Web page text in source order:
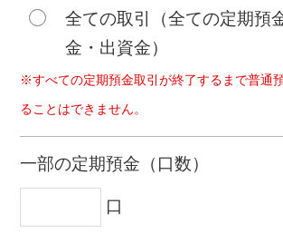
全ての取引（全ての定期預
金・出資金）
※すべての定期預金取引が終了するまで普通
ることはできません。
一部の定期預金（口数）
口